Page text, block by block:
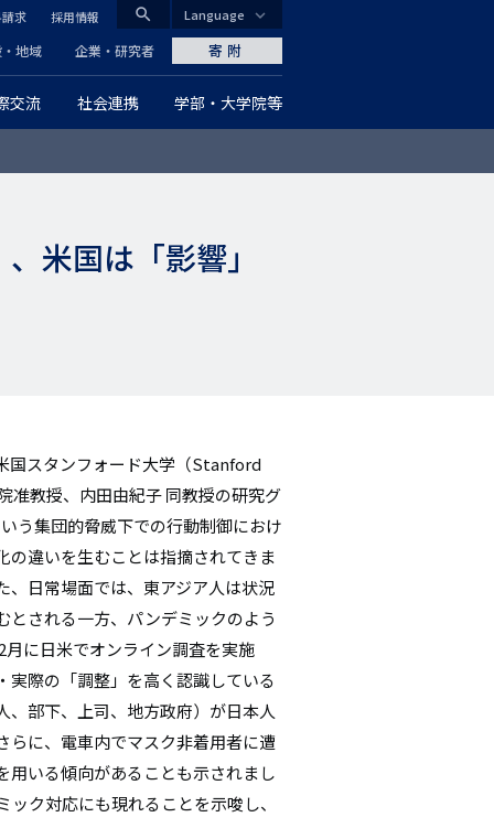
CLOSE
search
グ
ロ
交流 社会連携 学部・大学院等
地域 企業・研究者
求 採用情報
寄附
Language
米国は「影響」
スタンフォード大学（Stanford
教授、内田由紀子 同教授の研究グ
う集団的脅威下での行動制御におけ
の違いを生むことは指摘されてきま
、日常場面では、東アジア人は状況
とされる一方、パンデミックのよう
に日米でオンライン調査を実施
実際の「調整」を高く認識している
、部下、上司、地方政府）が日本人
らに、電車内でマスク非着用者に遭
用いる傾向があることも示されまし
ク対応にも現れることを示唆し、